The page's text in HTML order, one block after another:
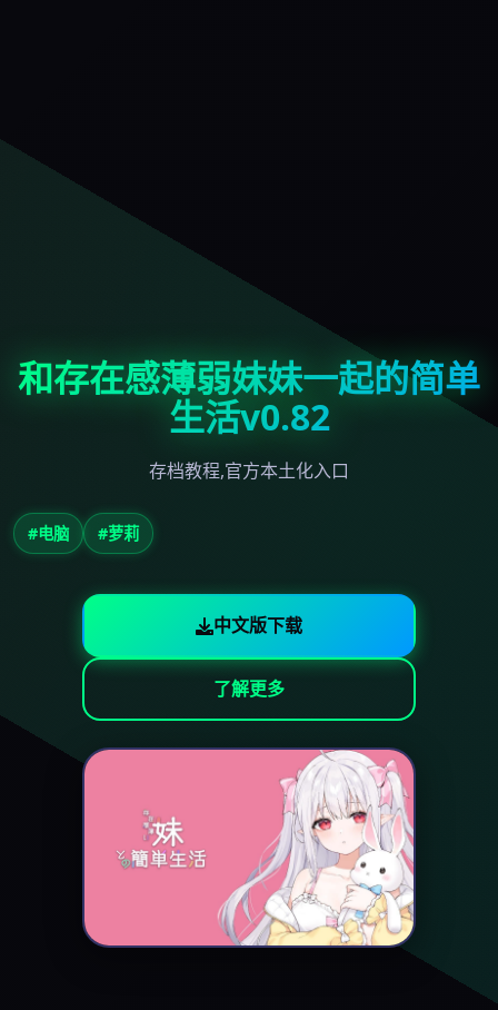
和存在感薄弱妹妹一起的简单
生活v0.82
存档教程,官方本土化入口
#电脑 #萝莉
中文版下载
了解更多